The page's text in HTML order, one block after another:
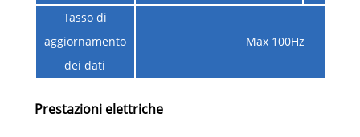
Tasso di
aggiornamento
dei dati
Max 100Hz
Prestazioni elettriche